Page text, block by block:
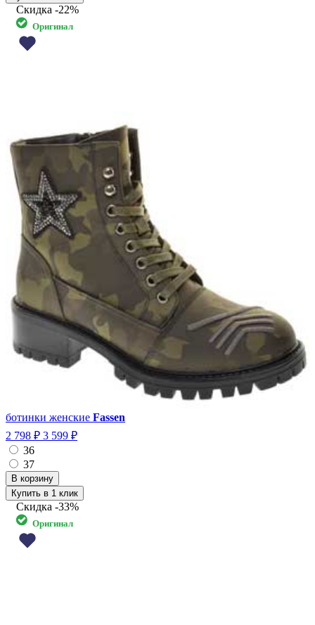
Скидка -22%
Оригинал
ботинки женские Fassen
2 798 ₽ 3 599 ₽
36
37
Купить в 1 клик
Скидка -33%
Оригинал